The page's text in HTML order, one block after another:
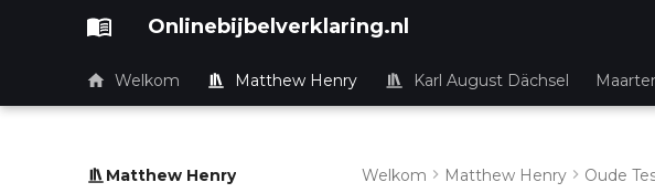
Onlinebijbelverklaring.nl
Welkom Matthew Henry Karl August Dächsel
Matthew Henry
Welkom Matthew Henry Oude